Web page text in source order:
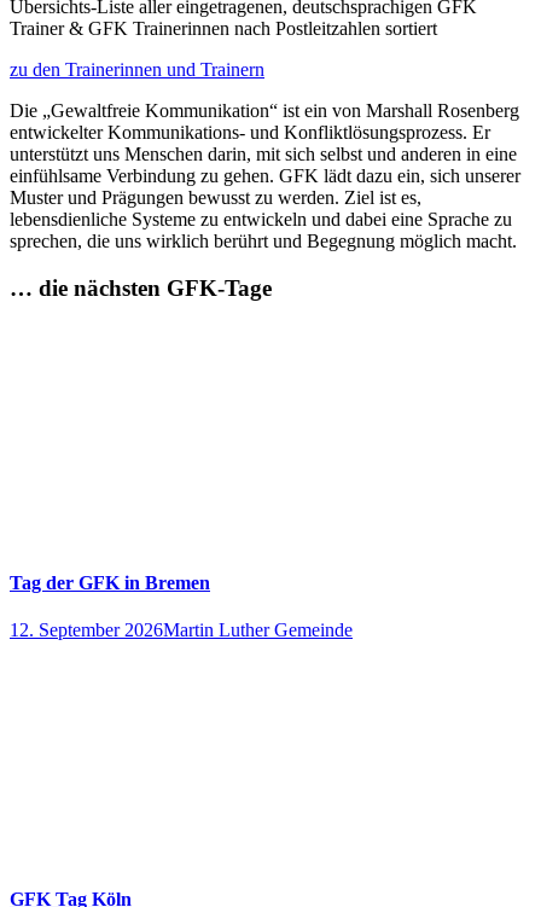
Übersichts-Liste aller eingetragenen, deutschsprachigen GFK
Trainer & GFK Trainerinnen nach Postleitzahlen sortiert
zu den Trainerinnen und Trainern
Die „Gewaltfreie Kommunikation“ ist ein von Marshall Rosenberg
entwickelter Kommunikations- und Konfliktlösungsprozess. Er
unterstützt uns Menschen darin, mit sich selbst und anderen in eine
einfühlsame Verbindung zu gehen. GFK lädt dazu ein, sich unserer
Muster und Prägungen bewusst zu werden. Ziel ist es,
lebensdienliche Systeme zu entwickeln und dabei eine Sprache zu
sprechen, die uns wirklich berührt und Begegnung möglich macht.
… die nächsten GFK-Tage
Tag der GFK in Bremen
12. September 2026Martin Luther Gemeinde
GFK Tag Köln